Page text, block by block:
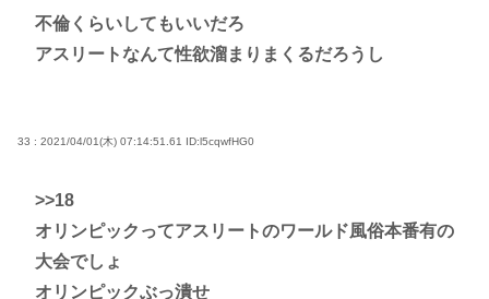
不倫くらいしてもいいだろ
アスリートなんて性欲溜まりまくるだろうし
33 : 2021/04/01(木) 07:14:51.61 ID:l5cqwfHG0
>>18
オリンピックってアスリートのワールド風俗本番有の
大会でしょ
オリンピックぶっ潰せ